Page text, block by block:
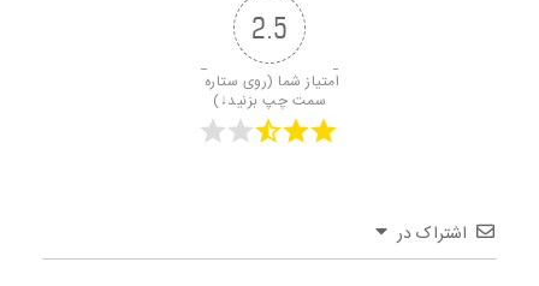
2.5
امتیاز شما (روی ستاره
سمت چپ بزنید↓)
اشتراک در